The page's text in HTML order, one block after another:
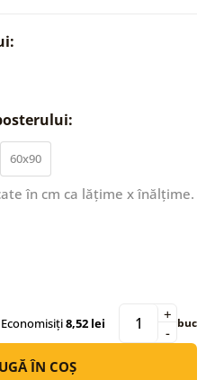
60x90
în cm ca lățime x înălțime.
Economisiți8,52 lei -
+ buc
ÎN COȘ